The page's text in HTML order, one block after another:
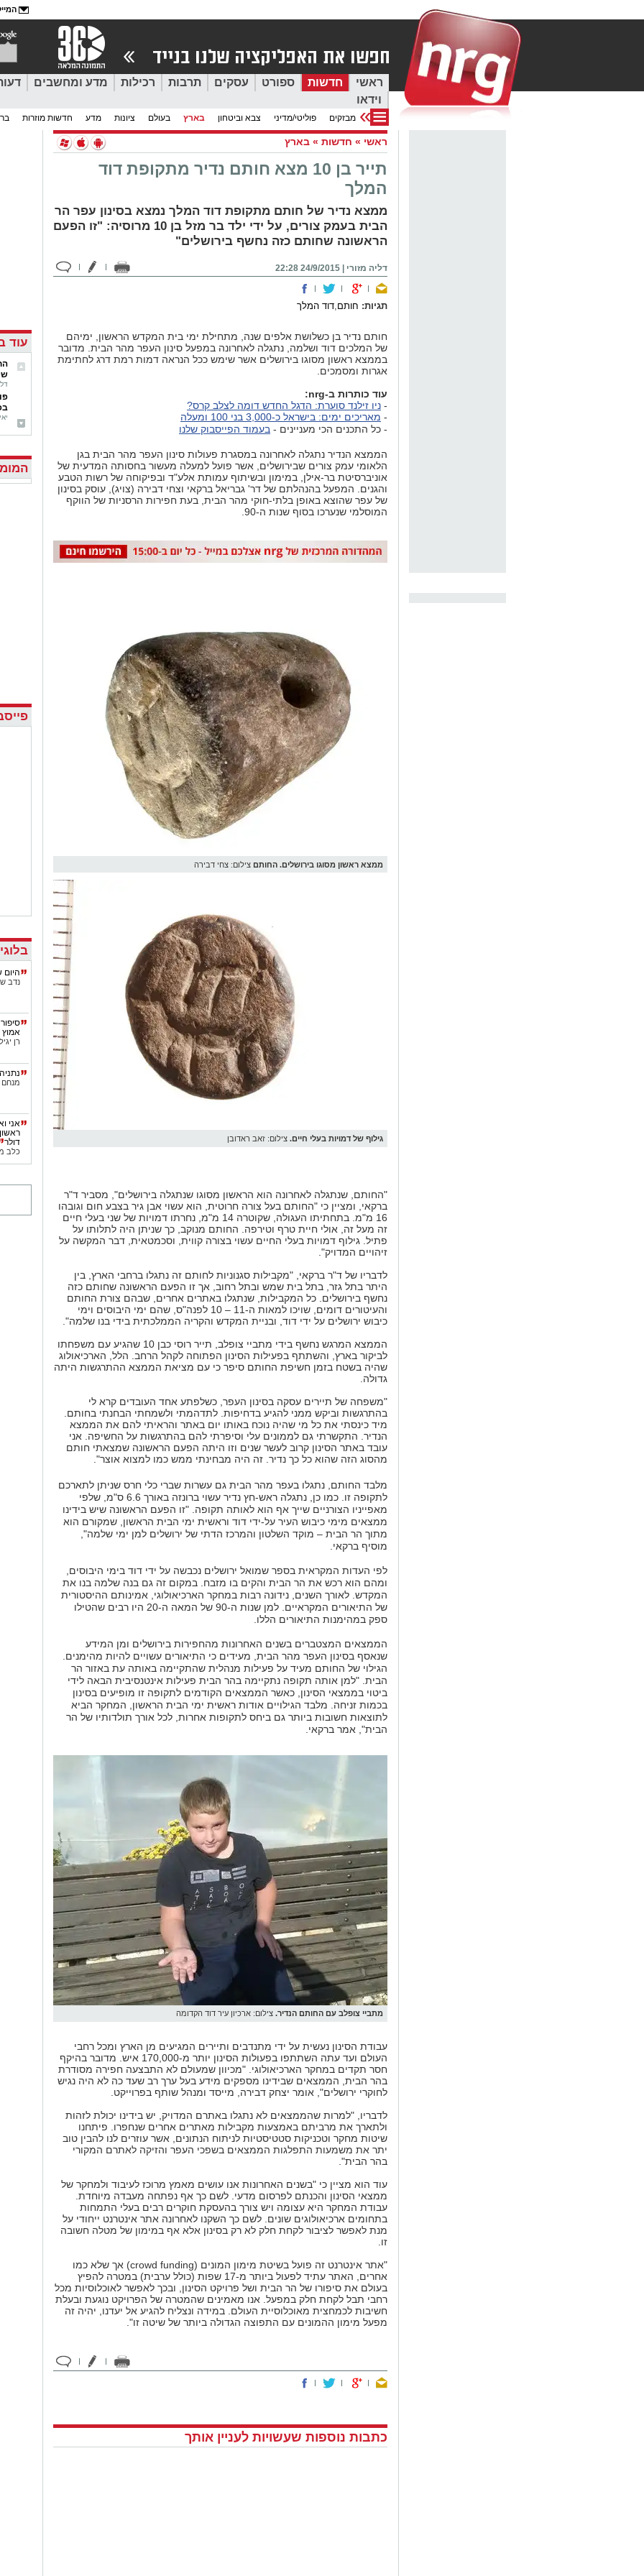
ראשי חדשות ספורט עסקים תרבות רכילות מדע ומחשבים
וידאו
מבזקים פוליטי/מדיני צבא וביטחון בארץ בעולם ציונות מדע חדשות מוזרות
ראשי » חדשות » בארץ
תייר בן 10 מצא חותם נדיר מתקופת דוד
המלך
ממצא נדיר של חותם מתקופת דוד המלך נמצא בסינון עפר הר
הבית בעמק צורים, על ידי ילד בר מזל בן 10 מרוסיה: "זו הפעם
הראשונה שחותם כזה נחשף בירושלים"
דליה מזורי 24/9/2015 22:28
תגיות: חותם,דוד המלך
חותם נדיר בן כשלושת אלפים שנה, מתחילת ימי בית המקדש הראשון, ימיהם
של המלכים דוד ושלמה, נתגלה לאחרונה במפעל סינון העפר מהר הבית. מדובר
בממצא ראשון מסוגו בירושלים אשר שימש ככל הנראה דמות רמת דרג לחתימת
אגרות ומסמכים.
עוד כותרות ב-nrg:
- ניו זילנד סוערת: הדגל החדש דומה לצלב קרס?
- מאריכים ימים: בישראל כ-3,000 בני 100 ומעלה
- כל התכנים הכי מעניינים - בעמוד הפייסבוק שלנו
הממצא הנדיר נתגלה לאחרונה במסגרת פעולות סינון העפר מהר הבית בגן
הלאומי עמק צורים שבירושלים, אשר פועל למעלה מעשור בחסותה המדעית של
אוניברסיטת בר-אילן, במימון ובשיתוף עמותת אלע"ד ובפיקוחה של רשות הטבע
והגנים. המפעל בהנהלתם של דר' גבריאל ברקאי וצחי דבירה (צויג), עוסק בסינון
של עפר שהוצא באופן בלתי-חוקי מהר הבית, בעת חפירות הרסניות של הווקף
המוסלמי שנערכו בסוף שנות ה-90.
ממצא ראשון מסוגו בירושלים. החותם צילום: צחי דבירה
גילוף של דמויות בעלי חיים. צילום: זאב ראדובן
"החותם, שנתגלה לאחרונה הוא הראשון מסוגו שנתגלה בירושלים", מסביר ד"ר
ברקאי, ומציין כי "החותם בעל צורה חרוטית, הוא עשוי אבן גיר בצבע חום וגובהו
16 מ"מ. בתחתיתו העגולה, שקוטרה 14 מ"מ, נחרתו דמויות של שני בעלי חיים
זה מעל זה, אולי חיית טרף וטירפה. החותם מנוקב, כך שניתן היה לתלותו על
פתיל. גילוף דמויות בעלי החיים עשוי בצורה קווית, וסכמטאית, דבר המקשה על
זיהויים המדויק".
לדבריו של ד"ר ברקאי, "מקבילות סגנוניות לחותם זה נתגלו ברחבי הארץ, בין
היתר בתל גזר, בתל בית שמש ובתל רחוב, אך זו הפעם הראשונה שחותם כזה
נחשף בירושלים. כל המקבילות, שנתגלו באתרים אחרים, שבהם צורת החותם
והעיטורים דומים, שויכו למאות ה-11 – 10 לפנה"ס, שהם ימי היבוסים וימי
כיבוש ירושלים על ידי דוד, ובניית המקדש והקריה הממלכתית בידי בנו שלמה".
הממצא המרגש נחשף בידי מתביי צופלב, תייר רוסי כבן 10 שהגיע עם משפחתו
לביקור בארץ, והשתתף בפעילות הסינון הפתוחה לקהל הרחב. הלל, הארכיאולוג
שהיה בשטח בזמן חשיפת החותם סיפר כי עם מציאת הממצא ההתרגשות היתה
גדולה.
"משפחה של תיירים עסקה בסינון העפר, כשלפתע אחד העובדים קרא לי
בהתרגשות וביקש ממני להגיע בדחיפות. לתדהמתי ולשמחתי הבחנתי בחותם.
מיד כינסתי את כל מי שהיה נוכח באותו יום באתר והראיתי להם את הממצא
הנדיר. התקשרתי גם לממונים עלי וסיפרתי להם בהתרגשות על החשיפה. אני
עובד באתר הסינון קרוב לעשר שנים וזו היתה הפעם הראשונה שמצאתי חותם
מהסוג הזה שהוא כל כך נדיר. זה היה מבחינתי ממש כמו למצוא אוצר".
מלבד החותם, נתגלו בעפר מהר הבית גם עשרות שברי כלי חרס שניתן לתארכם
לתקופה זו. כמו כן, נתגלה ראש-חץ נדיר עשוי ברונזה באורך 6.6 ס"מ, שלפי
מאפייניו הצורניים שייך אף הוא לאותה תקופה. "זו הפעם הראשונה שיש בידינו
ממצאים מימי כיבוש העיר על-ידי דוד וראשית ימי הבית הראשון, שמקורם הוא
מתוך הר הבית – מוקד השלטון והמרכז הדתי של ירושלים למן ימי שלמה",
מוסיף ברקאי.
לפי העדות המקראית בספר שמואל ירושלים נכבשה על ידי דוד בימי היבוסים,
ומהם הוא רכש את הר הבית והקים בו מזבח. במקום זה גם בנה שלמה בנו את
המקדש. לאורך השנים, נידונה רבות במחקר הארכיאולוגי, אמינותם ההיסטורית
של התיאורים המקראיים. למן שנות ה-90 של המאה ה-20 היו רבים שהטילו
ספק במהימנות התיאורים הללו.
הממצאים המצטברים בשנים האחרונות מהחפירות בירושלים ומן המידע
שנאסף בסינון העפר מהר הבית, מעידים כי התיאורים עשויים להיות מהימנים.
הגילוי של החותם מעיד על פעילות מנהלית שהתקיימה באותה עת באזור הר
הבית. "למן אותה תקופה נתקיימה בהר הבית פעילות אינטנסיבית הבאה לידי
ביטוי בממצאי הסינון, כאשר הממצאים הקודמים לתקופה זו מופיעים בסינון
בכמות זניחה. מלבד הגילויים אודות ראשית ימי הבית הראשון, המחקר הביא
לתוצאות חשובות ביותר גם ביחס לתקופות אחרות, לכל אורך תולדותיו של הר
הבית", אמר ברקאי.
מתביי צופלב עם החותם הנדיר. צילום: ארכיון עיר דוד הקדומה
עבודת הסינון נעשית על ידי מתנדבים ותיירים המגיעים מן הארץ ומכל רחבי
העולם ועד עתה השתתפו בפעולות הסינון יותר מ-170,000 איש. מדובר בהיקף
חסר תקדים במחקר הארכיאולוגי. "מכיוון שמעולם לא התבצעה חפירה מסודרת
בהר הבית, הממצאים שבידינו מספקים מידע בעל ערך רב שעד כה לא היה נגיש
לחוקרי ירושלים", אומר יצחק דבירה, מייסד ומנהל שותף בפרוייקט.
לדבריו, "למרות שהממצאים לא נתגלו באתרם המדויק, יש בידינו יכולת לזהות
ולתארך את מרביתם באמצעות מקבילות מאתרים אחרים שנחפרו. פיתחנו
שיטות מחקר וטכניקות סטטיסטיות לניתוח הנתונים, אשר עוזרים לנו להבין טוב
יתר את משמעות התפלגות הממצאים בשפכי העפר והזיקה לאתרם המקורי
בהר הבית".
עוד הוא מציין כי "בשנים האחרונות אנו עושים מאמץ מרוכז לעיבוד ולמחקר של
ממצאי הסינון והכנתם לפרסום מדעי. לשם כך אף נפתחה מעבדה מיוחדת.
עבודת המחקר היא עצומה ויש צורך בהעסקת חוקרים רבים בעלי התמחות
בתחומים ארכיאולוגים שונים. לשם כך השקנו לאחרונה אתר אינטרנט ייחודי על
מנת לאפשר לציבור לקחת חלק לא רק בסינון אלא אף במימון של מטלה חשובה
זו.
"אתר אינטרנט זה פועל בשיטת מימון המונים (crowd funding) אך שלא כמו
אחרים, האתר עתיד לפעול ביותר מ-17 שפות (כולל ערבית) במטרה להפיץ
בעולם את סיפורו של הר הבית ושל פרויקט הסינון, ובכך לאפשר לאוכלוסיות מכל
רחבי תבל לקחת חלק במפעל. אנו מאמינים שהמטרה של הפרויקט נוגעת ובעלת
חשיבות לכמחצית מאוכלוסיית העולם. במידה ונצליח להגיע אל יעדנו, יהיה זה
מפעל מימון ההמונים עם התפוצה הגדולה ביותר של שיטה זו".
כתבות נוספות שעשויות לעניין אותך
עוד
דליה
יאיר
דליה
היום
נדב
אמוץ
רן יגיל
מנחם
אני
דולר
כלב